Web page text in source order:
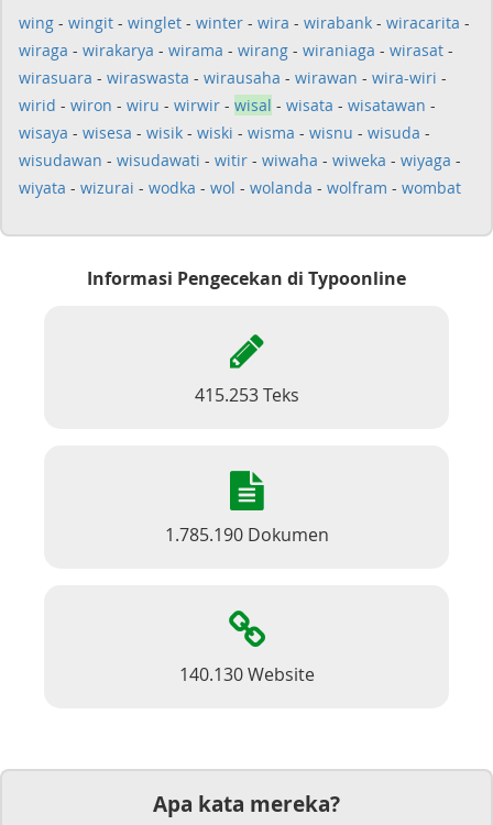
wing - wingit - winglet - winter - wira - wirabank - wiracarita -
wiraga - wirakarya - wirama - wirang - wiraniaga - wirasat -
wirasuara - wiraswasta - wirausaha - wirawan - wira-wiri -
wirid - wiron - wiru - wirwir - wisal - wisata - wisatawan -
wisaya - wisesa - wisik - wiski - wisma - wisnu - wisuda -
wisudawan - wisudawati - witir - wiwaha - wiweka - wiyaga -
wiyata - wizurai - wodka - wol - wolanda - wolfram - wombat
Informasi Pengecekan di Typoonline
415.253 Teks
1.785.190 Dokumen
140.130 Website
Apa kata mereka?